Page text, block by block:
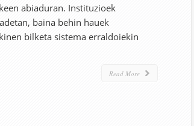
abiaduran. Instituzioek
baina behin hauek
bilketa sistema erraldoiekin
Read More